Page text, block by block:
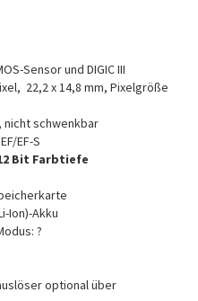
Sensor und DIGIC III
22,2 x 14,8 mm, Pixelgröße
nicht schwenkbar
EF-S
Bit Farbtiefe
Ion)-Akku
?
optional über